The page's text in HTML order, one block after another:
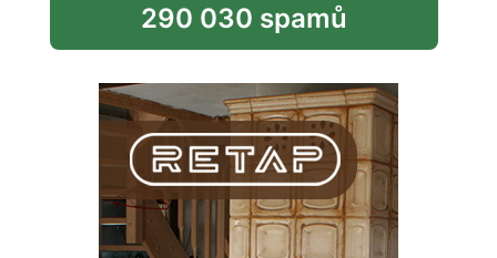
290 030 spamů